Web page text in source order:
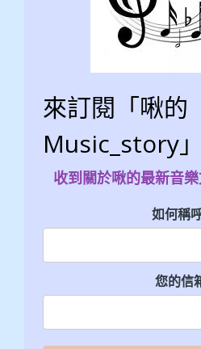
來訂閱「啾的
Music_story
收到關於啾的最新音
如何稱
您的信